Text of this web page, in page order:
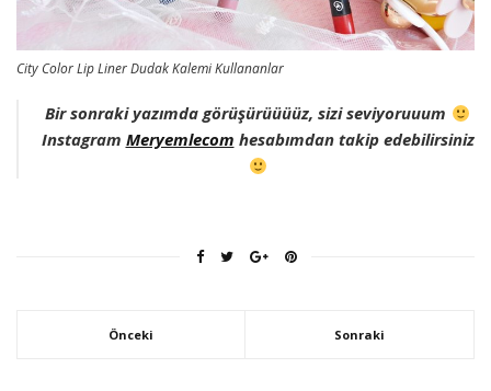
City Color Lip Liner Dudak Kalemi Kullananlar
Bir sonraki yazımda görüşürüüüüz, sizi seviyoruuum
Instagram Meryemlecom hesabımdan takip edebilirsiniz
Önceki Sonraki